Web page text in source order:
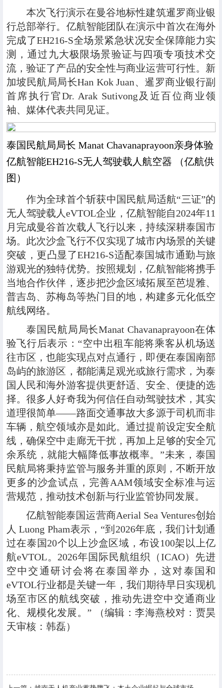
本次飞行演示在曼谷地标性建筑暹罗商业银
行总部举行。亿航智能团队在演示中首次在海外
完成了EH216-S全场景紧急状况安全保障能力实
测，通过九大极限场景验证与四项专项技术交
流，验证了产品的安全性与商业运营可行性。新
加坡民航局局长Han Kok Juan、暹罗商业银行副
首席执行官Dr. Arak Sutivong及近百位商业领
袖、媒体代表共同见证。
泰国民航局局长 Manat Chavanaprayoon亲身体验
亿航智能EH216-S无人驾驶载人航空器 （亿航供
图）
作为全球首个斩获中国民航局适航“三证”的
无人驾驶载人eVTOL企业，亿航智能自2024年11
月完成曼谷首次载人飞行以来，持续深耕泰国市
场。此次沙盒飞行不仅实现了城市内场景的关键
突破，更凸显了EH216-S适配泰国城市通勤与旅
游观光的独特优势。按照规划，亿航智能将携手
当地合作伙伴，逐步把沙盒区域拓展至芭堤雅、
普吉岛、苏梅岛等热门目的地，构建多元化低空
航线网络。
泰国民航局局长Manat Chavanaprayoon在体
验飞行后表示：“空中出租车能将乘客从机场送
往市区，也能实现点对点通行，即便在泰国南部
岛屿的旅游区，都能满足观光或旅行需求，为泰
国人民和海外游客提供更舒适、安全、便捷的选
择。很多人好奇我为何信任自动驾驶技术，其实
道理很简单——路面交通事故大多源于司机而非
车辆，航空领域亦是如此。通过提前设定安全航
线，确保空中走廊无干扰，再加上足够的安全冗
余系统，就能大幅降低事故概率。”未来，泰国
民航局将秉持监管与服务并重的原则，不断开放
更多的沙盒试点，完善AAM领域安全标准与运
营规范，推动技术创新与行业监管协同发展。
亿航智能泰国运营商Aerial Sea Ventures创始
人 Luong Pham表示，“到2026年底，我们计划通
过在泰国20个以上沙盒区域，布设100架以上亿
航eVTOL。2026年国际民航组织（ICAO）先进
空中交通研讨会将在泰国举办，这对泰国和
eVTOL行业都是关键一年，我们期待早日实现机
场至市区的航线突破，推动先进空中交通商业
化、规模化发展。” （编辑：李海燕校对：贾昊
天审核：韩磊）